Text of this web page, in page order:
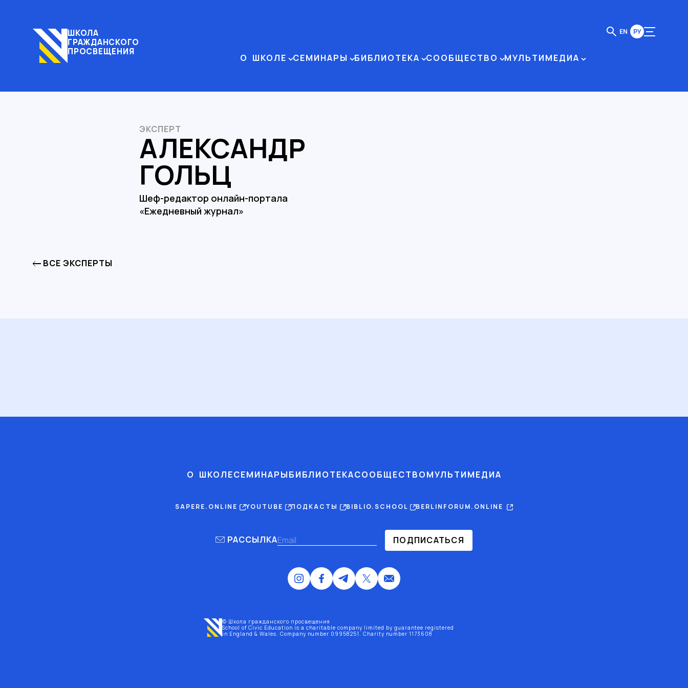
ШКОЛА
ГРАЖДАНСКОГО
ПРОСВЕЩЕНИЯ
О ШКОЛЕ СЕМИНАРЫ БИБЛИОТЕКА СООБЩЕСТВО МУЛЬТИМЕДИА
EN РУ
ЭКСПЕРТ
АЛЕКСАНДР
ГОЛЬЦ
Шеф-редактор онлайн-портала
«Ежедневный журнал»
ВСЕ ЭКСПЕРТЫ
О ШКОЛЕСЕМИНАРЫБИБЛИОТЕКАСООБЩЕСТВОМУЛЬТИМЕДИА
SAPERE.ONLINE YOUTUBE ПОДКАСТЫ BIBLIO.SCHOOL BERLINFORUM.ONLINE
РАССЫЛКА ПОДПИСАТЬСЯ
© Школа гражданского просвещения
School of Civic Education is a charitable company limited by guarantee registered
in England & Wales. Company number 09958251. Charity number 1173608